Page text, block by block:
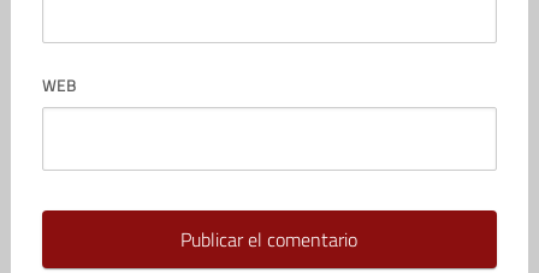
WEB